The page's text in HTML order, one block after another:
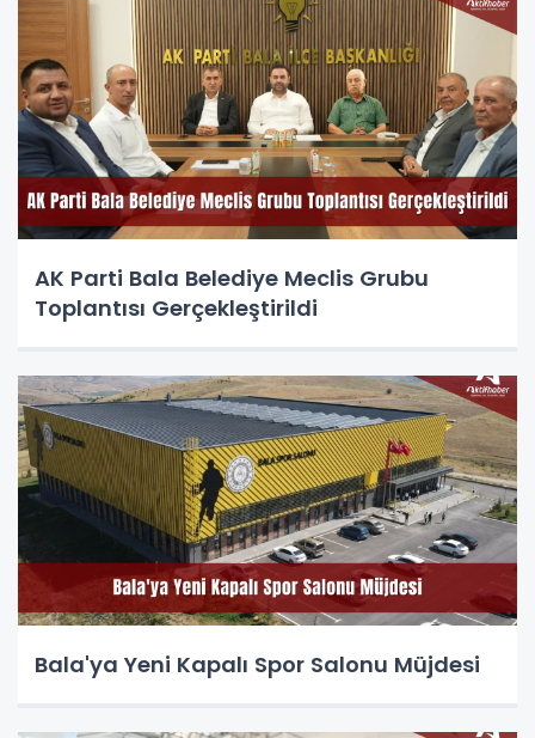
AK Parti Bala Belediye Meclis Grubu
Toplantısı Gerçekleştirildi
Bala'ya Yeni Kapalı Spor Salonu Müjdesi